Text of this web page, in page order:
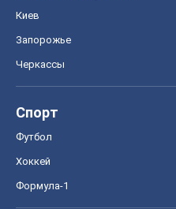
Киев
Запорожье
Черкассы
Спорт
Футбол
Хоккей
Формула-1